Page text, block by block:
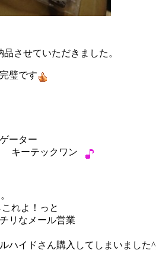
品させていただきました。
璧です
ーター
キーテックワン
れよ！っと
リなメール営業
ハイドさん購入してしまいました